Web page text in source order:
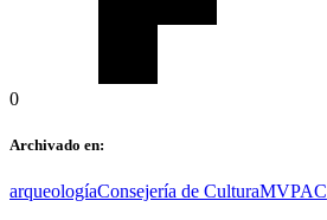
0
Archivado en:
arqueologíaConsejería de CulturaMVPAC